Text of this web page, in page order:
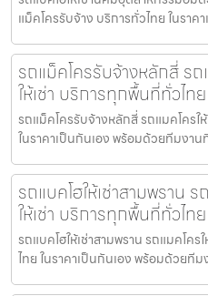
แม็คโครรับจ้าง บริการทั่วไทย ในรา
รถแม็คโครรับจ้างหลักสี่ ร
ให้เช่า บริการทุกพื้นที่ทั่วไท
รถแม็คโครรับจ้างหลักสี่ รถแมคโครใ
ในราคาเป็นกันเอง พร้อมด้วยทีมงา
รถแบคโฮให้เช่าสามพราน
ให้เช่า บริการทุกพื้นที่ทั่วไท
รถแบคโฮให้เช่าสามพราน รถแมคโค
ไทย ในราคาเป็นกันเอง พร้อมด้วยที